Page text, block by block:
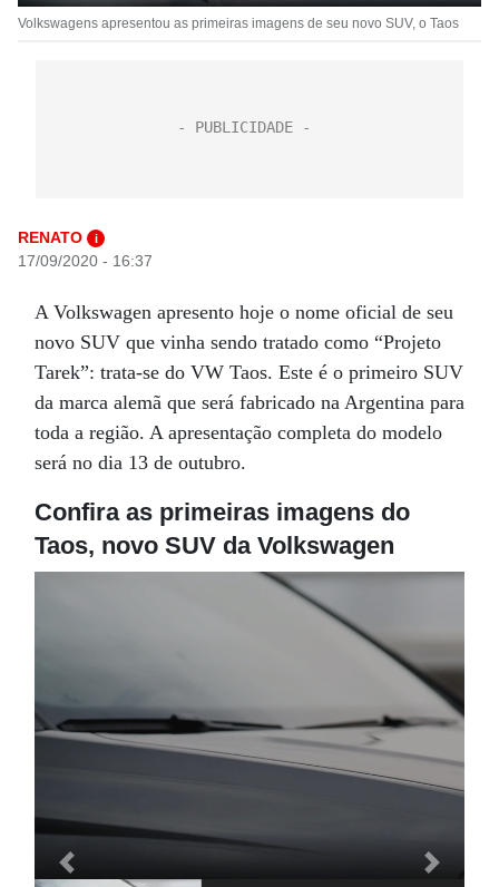
Volkswagens apresentou as primeiras imagens de seu novo SUV, o Taos
RENATO i
17/09/2020 - 16:37
A Volkswagen apresento hoje o nome oficial de seu
novo SUV que vinha sendo tratado como “Projeto
Tarek”: trata-se do VW Taos. Este é o primeiro SUV
da marca alemã que será fabricado na Argentina para
toda a região. A apresentação completa do modelo
será no dia 13 de outubro.
Confira as primeiras imagens do
Taos, novo SUV da Volkswagen
Previous Next